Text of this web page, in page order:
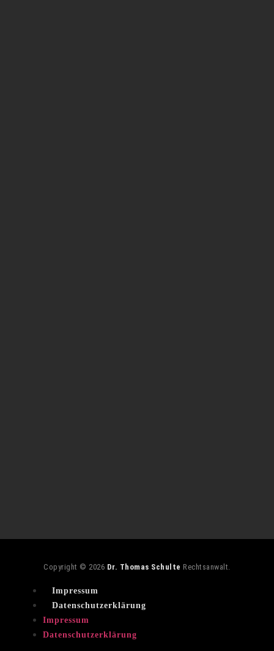
Copyright © 2026 Dr. Thomas Schulte Rechtsanwalt.
Impressum
Datenschutzerklärung
Impressum
Datenschutzerklärung